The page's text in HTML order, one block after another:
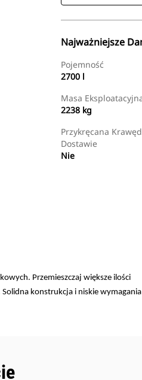
Najważniejsze
Pojemność
2700 l
Masa
2238 kg
Przykręcana
Dostawie
Nie
Przemieszczaj większe ilości
konstrukcja i niskie wymagania